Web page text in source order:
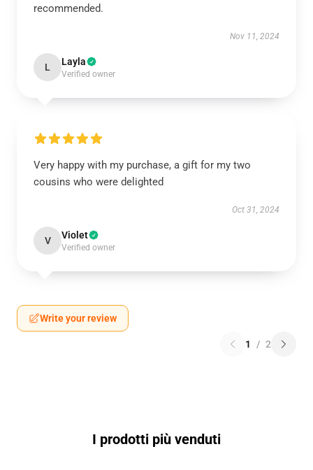
recommended.
Nov 11, 2024
L Layla
Verified owner
Very happy with my purchase, a gift for my two
cousins who were delighted
Oct 31, 2024
V Violet
Verified owner
Write your review
1 / 2
I prodotti più venduti